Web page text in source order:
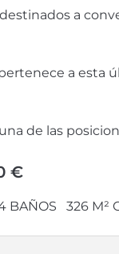
a
a esta
de las
€
BAÑOS 326 M²